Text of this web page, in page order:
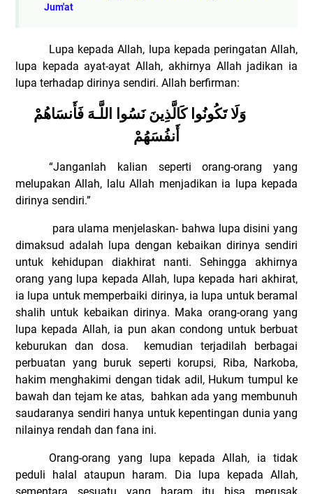
Jum'at
Lupa kepada Allah, lupa kepada peringatan Allah,
lupa kepada ayat-ayat Allah, akhirnya Allah jadikan ia
lupa terhadap dirinya sendiri. Allah berfirman:
وَلَا تَكُونُوا كَالَّذِينَ نَسُوا اللَّـهَ فَأَنسَاهُمْ
أَنفُسَهُمْ
“Janganlah kalian seperti orang-orang yang
melupakan Allah, lalu Allah menjadikan ia lupa kepada
dirinya sendiri.”
para ulama menjelaskan- bahwa lupa disini yang
dimaksud adalah lupa dengan kebaikan dirinya sendiri
untuk kehidupan diakhirat nanti. Sehingga akhirnya
orang yang lupa kepada Allah, lupa kepada hari akhirat,
ia lupa untuk memperbaiki dirinya, ia lupa untuk beramal
shalih untuk kebaikan dirinya. Maka orang-orang yang
lupa kepada Allah, ia pun akan condong untuk berbuat
keburukan dan dosa.
kemudian terjadilah berbagai
perbuatan yang buruk seperti korupsi, Riba, Narkoba,
hakim menghakimi dengan tidak adil, Hukum tumpul ke
bawah dan tejam ke atas, bahkan ada yang membunuh
saudaranya sendiri hanya untuk kepentingan dunia yang
nilainya rendah dan fana ini.
Orang-orang yang lupa kepada Allah, ia tidak
peduli halal ataupun haram. Dia lupa kepada Allah,